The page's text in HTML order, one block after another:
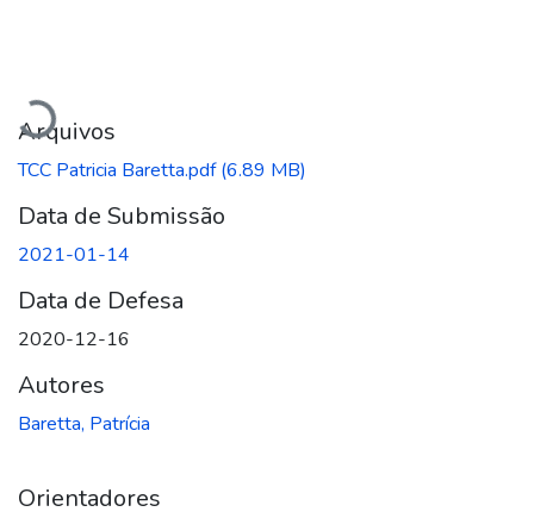
Carregando...
Arquivos
TCC Patricia Baretta.pdf(6.89 MB)
Data de Submissão
2021-01-14
Data de Defesa
2020-12-16
Autores
Baretta, Patrícia
Orientadores